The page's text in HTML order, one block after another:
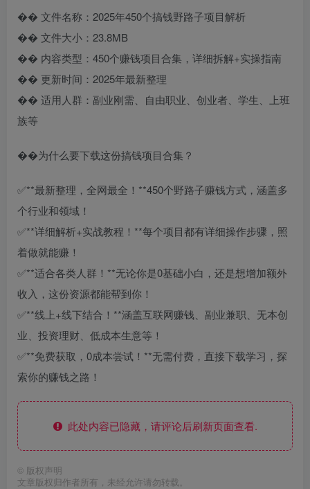
�� 文件名称：2025年450个搞钱野路子项目解析
�� 文件大小：23.8MB
�� 内容类型：450个赚钱项目合集，详细拆解+实操指南
�� 更新时间：2025年最新整理
�� 适用人群：副业刚需、自由职业、创业者、学生、上班
族等
��为什么要下载这份搞钱项目合集？
✅**最新整理，全网最全！**450个野路子赚钱方式，涵盖多
个行业和领域！
✅**详细解析+实战教程！**每个项目都有详细操作步骤，照
着做就能赚！
✅**适合各类人群！**无论你是0基础小白，还是想增加额外
收入，这份资源都能帮到你！
✅**线上+线下结合！**涵盖互联网赚钱、副业兼职、无本创
业、投资理财、低成本生意等！
✅**免费获取，0成本尝试！**无需付费，直接下载学习，探
索你的赚钱之路！
此处内容已隐藏，请评论后刷新页面查看.
© 版权声明
文章版权归作者所有，未经允许请勿转载。